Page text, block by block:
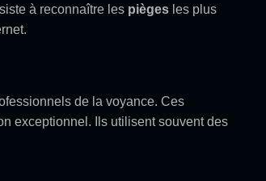
à reconnaître les pièges les plus
de la voyance. Ces
exceptionnel. Ils utilisent souvent des